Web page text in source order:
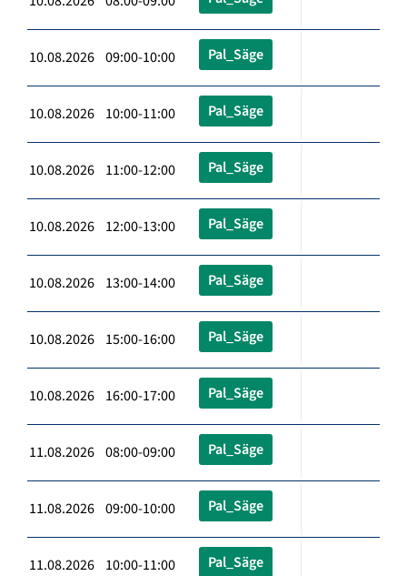
10.08.2026 09:00-10:00 Pal_Säge
10.08.2026 10:00-11:00 Pal_Säge
10.08.2026 11:00-12:00 Pal_Säge
10.08.2026 12:00-13:00 Pal_Säge
10.08.2026 13:00-14:00 Pal_Säge
10.08.2026 15:00-16:00 Pal_Säge
10.08.2026 16:00-17:00 Pal_Säge
11.08.2026 08:00-09:00 Pal_Säge
11.08.2026 09:00-10:00 Pal_Säge
11.08.2026 10:00-11:00 Pal_Säge